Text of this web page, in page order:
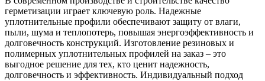
герметизации играет ключевую роль. Надежные
уплотнительные профили обеспечивают защиту от влаги,
пыли, шума и теплопотерь, повышая энергоэффективность и
долговечность конструкций. Изготовление резиновых и
полимерных уплотнительных профилей на заказ – это
выгодное решение для тех, кто ценит надежность,
долговечность и эффективность. Индивидуальный подход